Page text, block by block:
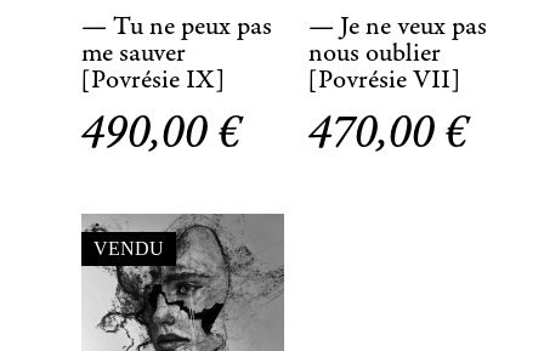
— Tu ne peux pas
me sauver
[Povrésie IX]
490,00€
— Je ne veux pas
nous oublier
[Povrésie VII]
470,00€
VENDU